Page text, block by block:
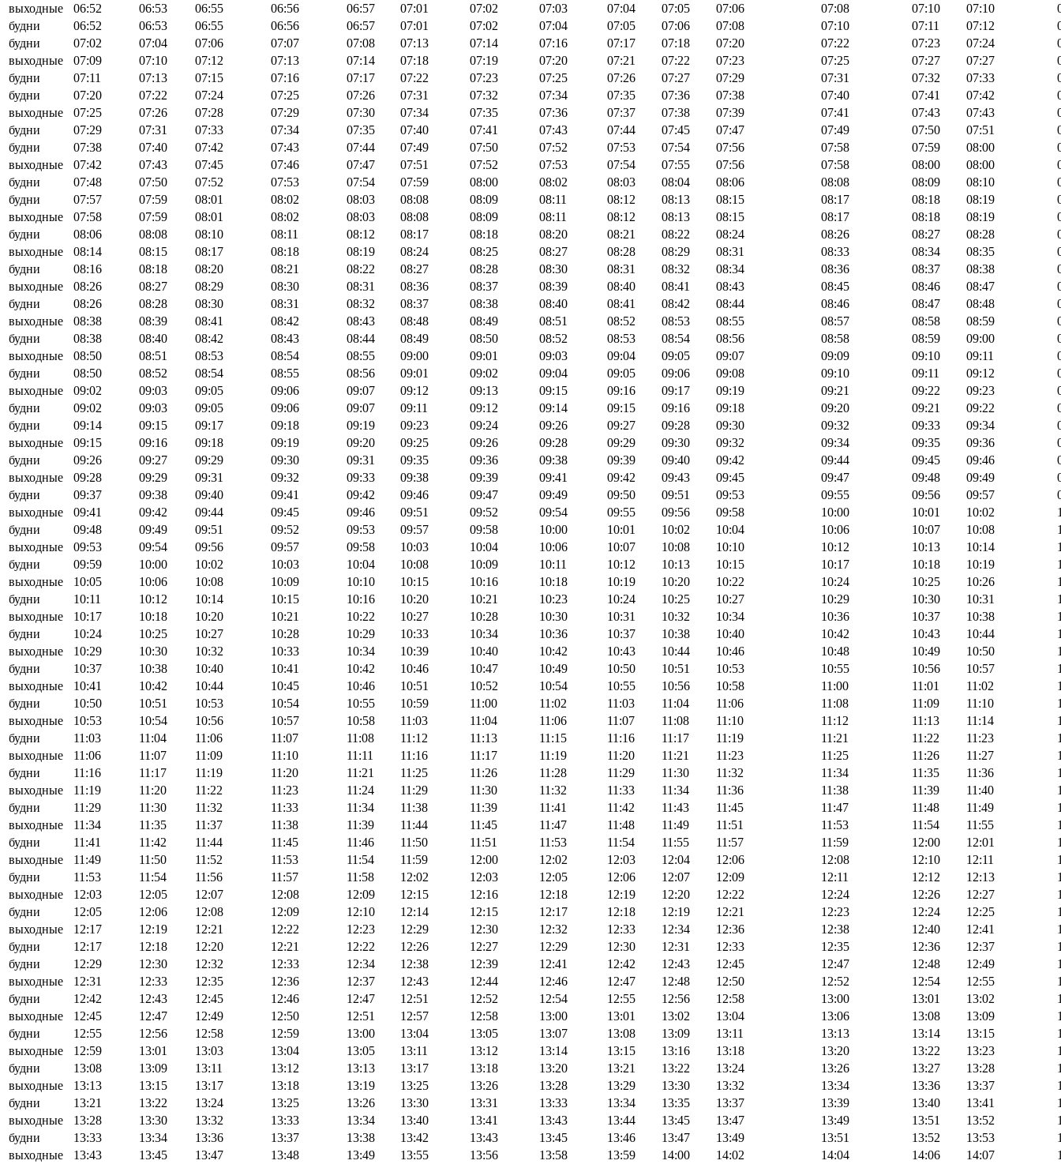
выходные
06:52 06:53 06:55 06:56 06:57 07:01 07:02 07:03 07:04 07:05 07:06 07:08 07:10 07:10
будни
06:52 06:53 06:55 06:56 06:57 07:01 07:02 07:04 07:05 07:06 07:08 07:10 07:11 07:12
будни
07:02 07:04 07:06 07:07 07:08 07:13 07:14 07:16 07:17 07:18 07:20 07:22 07:23 07:24
выходные
07:09 07:10 07:12 07:13 07:14 07:18 07:19 07:20 07:21 07:22 07:23 07:25 07:27 07:27
будни
07:11 07:13 07:15 07:16 07:17 07:22 07:23 07:25 07:26 07:27 07:29 07:31 07:32 07:33
будни
07:20 07:22 07:24 07:25 07:26 07:31 07:32 07:34 07:35 07:36 07:38 07:40 07:41 07:42
выходные
07:25 07:26 07:28 07:29 07:30 07:34 07:35 07:36 07:37 07:38 07:39 07:41 07:43 07:43
будни
07:29 07:31 07:33 07:34 07:35 07:40 07:41 07:43 07:44 07:45 07:47 07:49 07:50 07:51
будни
07:38 07:40 07:42 07:43 07:44 07:49 07:50 07:52 07:53 07:54 07:56 07:58 07:59 08:00
выходные
07:42 07:43 07:45 07:46 07:47 07:51 07:52 07:53 07:54 07:55 07:56 07:58 08:00 08:00
будни
07:48 07:50 07:52 07:53 07:54 07:59 08:00 08:02 08:03 08:04 08:06 08:08 08:09 08:10
будни
07:57 07:59 08:01 08:02 08:03 08:08 08:09 08:11 08:12 08:13 08:15 08:17 08:18 08:19
выходные
07:58 07:59 08:01 08:02 08:03 08:08 08:09 08:11 08:12 08:13 08:15 08:17 08:18 08:19
будни
08:06 08:08 08:10 08:11 08:12 08:17 08:18 08:20 08:21 08:22 08:24 08:26 08:27 08:28
выходные
08:14 08:15 08:17 08:18 08:19 08:24 08:25 08:27 08:28 08:29 08:31 08:33 08:34 08:35
будни
08:16 08:18 08:20 08:21 08:22 08:27 08:28 08:30 08:31 08:32 08:34 08:36 08:37 08:38
выходные
08:26 08:27 08:29 08:30 08:31 08:36 08:37 08:39 08:40 08:41 08:43 08:45 08:46 08:47
будни
08:26 08:28 08:30 08:31 08:32 08:37 08:38 08:40 08:41 08:42 08:44 08:46 08:47 08:48
выходные
08:38 08:39 08:41 08:42 08:43 08:48 08:49 08:51 08:52 08:53 08:55 08:57 08:58 08:59
будни
08:38 08:40 08:42 08:43 08:44 08:49 08:50 08:52 08:53 08:54 08:56 08:58 08:59 09:00
выходные
08:50 08:51 08:53 08:54 08:55 09:00 09:01 09:03 09:04 09:05 09:07 09:09 09:10 09:11
будни
08:50 08:52 08:54 08:55 08:56 09:01 09:02 09:04 09:05 09:06 09:08 09:10 09:11 09:12
выходные
09:02 09:03 09:05 09:06 09:07 09:12 09:13 09:15 09:16 09:17 09:19 09:21 09:22 09:23
будни
09:02 09:03 09:05 09:06 09:07 09:11 09:12 09:14 09:15 09:16 09:18 09:20 09:21 09:22
будни
09:14 09:15 09:17 09:18 09:19 09:23 09:24 09:26 09:27 09:28 09:30 09:32 09:33 09:34
выходные
09:15 09:16 09:18 09:19 09:20 09:25 09:26 09:28 09:29 09:30 09:32 09:34 09:35 09:36
будни
09:26 09:27 09:29 09:30 09:31 09:35 09:36 09:38 09:39 09:40 09:42 09:44 09:45 09:46
выходные
09:28 09:29 09:31 09:32 09:33 09:38 09:39 09:41 09:42 09:43 09:45 09:47 09:48 09:49
будни
09:37 09:38 09:40 09:41 09:42 09:46 09:47 09:49 09:50 09:51 09:53 09:55 09:56 09:57
выходные
09:41 09:42 09:44 09:45 09:46 09:51 09:52 09:54 09:55 09:56 09:58 10:00 10:01 10:02
будни
09:48 09:49 09:51 09:52 09:53 09:57 09:58 10:00 10:01 10:02 10:04 10:06 10:07 10:08
выходные
09:53 09:54 09:56 09:57 09:58 10:03 10:04 10:06 10:07 10:08 10:10 10:12 10:13 10:14
будни
09:59 10:00 10:02 10:03 10:04 10:08 10:09 10:11 10:12 10:13 10:15 10:17 10:18 10:19
выходные
10:05 10:06 10:08 10:09 10:10 10:15 10:16 10:18 10:19 10:20 10:22 10:24 10:25 10:26
будни
10:11 10:12 10:14 10:15 10:16 10:20 10:21 10:23 10:24 10:25 10:27 10:29 10:30 10:31
выходные
10:17 10:18 10:20 10:21 10:22 10:27 10:28 10:30 10:31 10:32 10:34 10:36 10:37 10:38
будни
10:24 10:25 10:27 10:28 10:29 10:33 10:34 10:36 10:37 10:38 10:40 10:42 10:43 10:44
выходные
10:29 10:30 10:32 10:33 10:34 10:39 10:40 10:42 10:43 10:44 10:46 10:48 10:49 10:50
будни
10:37 10:38 10:40 10:41 10:42 10:46 10:47 10:49 10:50 10:51 10:53 10:55 10:56 10:57
выходные
10:41 10:42 10:44 10:45 10:46 10:51 10:52 10:54 10:55 10:56 10:58 11:00 11:01 11:02
будни
10:50 10:51 10:53 10:54 10:55 10:59 11:00 11:02 11:03 11:04 11:06 11:08 11:09 11:10
выходные
10:53 10:54 10:56 10:57 10:58 11:03 11:04 11:06 11:07 11:08 11:10 11:12 11:13 11:14
будни
11:03 11:04 11:06 11:07 11:08 11:12 11:13 11:15 11:16 11:17 11:19 11:21 11:22 11:23
выходные
11:06 11:07 11:09 11:10 11:11 11:16 11:17 11:19 11:20 11:21 11:23 11:25 11:26 11:27
будни
11:16 11:17 11:19 11:20 11:21 11:25 11:26 11:28 11:29 11:30 11:32 11:34 11:35 11:36
выходные
11:19 11:20 11:22 11:23 11:24 11:29 11:30 11:32 11:33 11:34 11:36 11:38 11:39 11:40
будни
11:29 11:30 11:32 11:33 11:34 11:38 11:39 11:41 11:42 11:43 11:45 11:47 11:48 11:49
выходные
11:34 11:35 11:37 11:38 11:39 11:44 11:45 11:47 11:48 11:49 11:51 11:53 11:54 11:55
будни
11:41 11:42 11:44 11:45 11:46 11:50 11:51 11:53 11:54 11:55 11:57 11:59 12:00 12:01
выходные
11:49 11:50 11:52 11:53 11:54 11:59 12:00 12:02 12:03 12:04 12:06 12:08 12:10 12:11
будни
11:53 11:54 11:56 11:57 11:58 12:02 12:03 12:05 12:06 12:07 12:09 12:11 12:12 12:13
выходные
12:03 12:05 12:07 12:08 12:09 12:15 12:16 12:18 12:19 12:20 12:22 12:24 12:26 12:27
будни
12:05 12:06 12:08 12:09 12:10 12:14 12:15 12:17 12:18 12:19 12:21 12:23 12:24 12:25
выходные
12:17 12:19 12:21 12:22 12:23 12:29 12:30 12:32 12:33 12:34 12:36 12:38 12:40 12:41
будни
12:17 12:18 12:20 12:21 12:22 12:26 12:27 12:29 12:30 12:31 12:33 12:35 12:36 12:37
будни
12:29 12:30 12:32 12:33 12:34 12:38 12:39 12:41 12:42 12:43 12:45 12:47 12:48 12:49
выходные
12:31 12:33 12:35 12:36 12:37 12:43 12:44 12:46 12:47 12:48 12:50 12:52 12:54 12:55
будни
12:42 12:43 12:45 12:46 12:47 12:51 12:52 12:54 12:55 12:56 12:58 13:00 13:01 13:02
выходные
12:45 12:47 12:49 12:50 12:51 12:57 12:58 13:00 13:01 13:02 13:04 13:06 13:08 13:09
будни
12:55 12:56 12:58 12:59 13:00 13:04 13:05 13:07 13:08 13:09 13:11 13:13 13:14 13:15
выходные
12:59 13:01 13:03 13:04 13:05 13:11 13:12 13:14 13:15 13:16 13:18 13:20 13:22 13:23
будни
13:08 13:09 13:11 13:12 13:13 13:17 13:18 13:20 13:21 13:22 13:24 13:26 13:27 13:28
выходные
13:13 13:15 13:17 13:18 13:19 13:25 13:26 13:28 13:29 13:30 13:32 13:34 13:36 13:37
будни
13:21 13:22 13:24 13:25 13:26 13:30 13:31 13:33 13:34 13:35 13:37 13:39 13:40 13:41
выходные
13:28 13:30 13:32 13:33 13:34 13:40 13:41 13:43 13:44 13:45 13:47 13:49 13:51 13:52
будни
13:33 13:34 13:36 13:37 13:38 13:42 13:43 13:45 13:46 13:47 13:49 13:51 13:52 13:53
выходные
13:43 13:45 13:47 13:48 13:49 13:55 13:56 13:58 13:59 14:00 14:02 14:04 14:06 14:07